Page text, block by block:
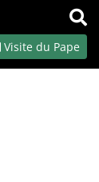
OK
Visite du Pape